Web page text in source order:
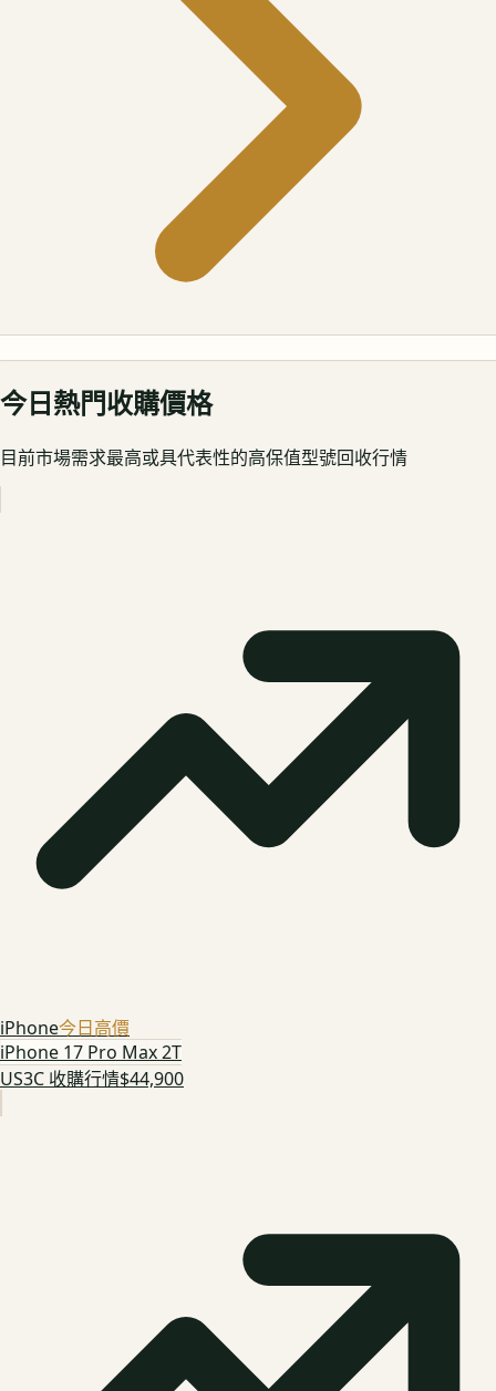
今日熱門收購價格
目前市場需求最高或具代表性的高保值型號回收行情
iPhone今日高價
iPhone 17 Pro Max 2T
US3C 收購行情$44,900